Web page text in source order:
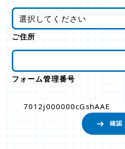
ご住所
フォーム管理番号
7012j000000cGshAAE